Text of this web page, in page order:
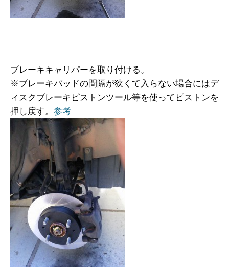
ブレーキキャリパーを取り付ける。
※ブレーキパッドの間隔が狭くて入らない場合にはデ
ィスクブレーキピストンツール等を使ってピストンを
押し戻す。 参考